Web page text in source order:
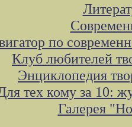
по
Клуб любителей
Энциклопедия
тех кому за 10:
Галерея